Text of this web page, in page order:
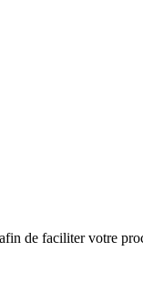
de faciliter votre